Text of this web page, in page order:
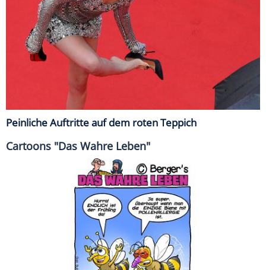
Peinliche Auftritte auf dem roten Teppich
Cartoons "Das Wahre Leben"